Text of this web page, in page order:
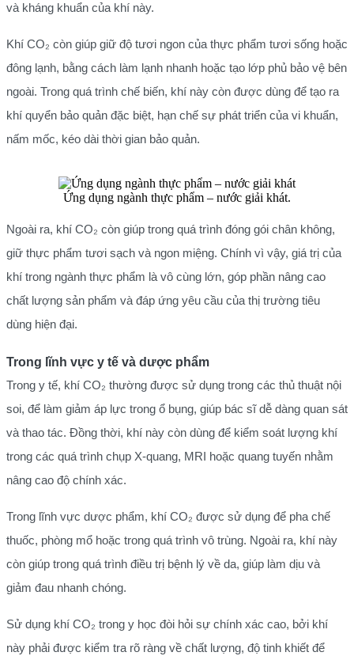
và kháng khuẩn của khí này.
Khí CO₂ còn giúp giữ độ tươi ngon của thực phẩm tươi sống hoặc
đông lạnh, bằng cách làm lạnh nhanh hoặc tạo lớp phủ bảo vệ bên
ngoài. Trong quá trình chế biến, khí này còn được dùng để tạo ra
khí quyển bảo quản đặc biệt, hạn chế sự phát triển của vi khuẩn,
nấm mốc, kéo dài thời gian bảo quản.
Ứng dụng ngành thực phẩm – nước giải khát.
Ngoài ra, khí CO₂ còn giúp trong quá trình đóng gói chân không,
giữ thực phẩm tươi sạch và ngon miệng. Chính vì vậy, giá trị của
khí trong ngành thực phẩm là vô cùng lớn, góp phần nâng cao
chất lượng sản phẩm và đáp ứng yêu cầu của thị trường tiêu
dùng hiện đại.
Trong lĩnh vực y tế và dược phẩm
Trong y tế, khí CO₂ thường được sử dụng trong các thủ thuật nội
soi, để làm giảm áp lực trong ổ bụng, giúp bác sĩ dễ dàng quan sát
và thao tác. Đồng thời, khí này còn dùng để kiểm soát lượng khí
trong các quá trình chụp X-quang, MRI hoặc quang tuyến nhằm
nâng cao độ chính xác.
Trong lĩnh vực dược phẩm, khí CO₂ được sử dụng để pha chế
thuốc, phòng mổ hoặc trong quá trình vô trùng. Ngoài ra, khí này
còn giúp trong quá trình điều trị bệnh lý về da, giúp làm dịu và
giảm đau nhanh chóng.
Sử dụng khí CO₂ trong y học đòi hỏi sự chính xác cao, bởi khí
này phải được kiểm tra rõ ràng về chất lượng, độ tinh khiết để